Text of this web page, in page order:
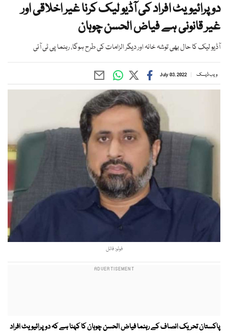
دو پرائیویٹ افراد کی آڈیو لیک کرنا غیر اخلاقی اور
غیر قانونی ہے فیاض الحسن چوہان
آڈیو لیک کا حال بھی توشہ خانہ اور دیگر الزامات کی طرح ہوگا، رہنما پی ٹی آئی
ویب ڈیسک July 03, 2022
فوٹو: فائل
پاکستان تحریک انصاف کے رہنما فیاض الحسن چوہان کا کہنا ہے کہ دو پرائیویٹ افراد